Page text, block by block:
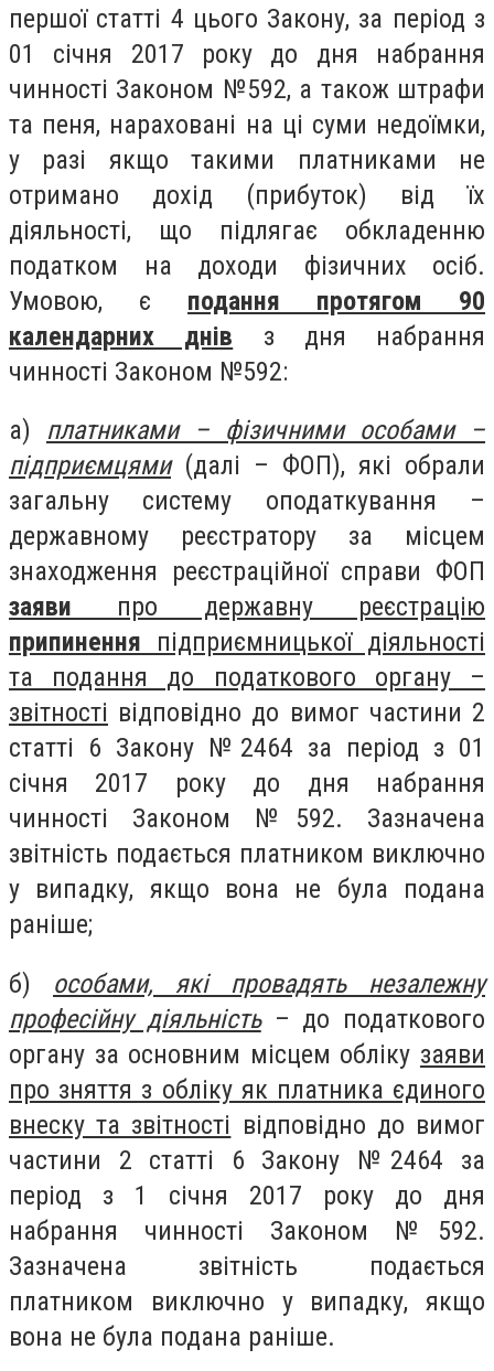
першої статті 4 цього Закону, за період з
01 січня 2017 року до дня набрання
чинності Законом №592, а також штрафи
та пеня, нараховані на ці суми недоїмки,
у разі якщо такими платниками не
отримано дохід (прибуток) від їх
діяльності, що підлягає обкладенню
податком на доходи фізичних осіб.
Умовою, є подання протягом 90
календарних днів з дня набрання
чинності Законом №592:
а) платниками – фізичними особами –
підприємцями(далі – ФОП), які обрали
загальну систему оподаткування –
державному реєстратору за місцем
знаходження реєстраційної справи ФОП
заяви про державну реєстрацію
припинення підприємницької діяльності
та подання до податкового органу –
звітності відповідно до вимог частини 2
статті 6 Закону №2464 за період з 01
січня 2017 року до дня набрання
чинності Законом №592. Зазначена
звітність подається платником виключно
у випадку, якщо вона не була подана
раніше;
б) особами, які провадять незалежну
професійну діяльність– до податкового
органу за основним місцем обліку заяви
про зняття з обліку як платника єдиного
внеску та звітності відповідно до вимог
частини 2 статті 6 Закону №2464 за
період з 1 січня 2017 року до дня
набрання чинності Законом №592.
Зазначена звітність подається
платником виключно у випадку, якщо
вона не була подана раніше.